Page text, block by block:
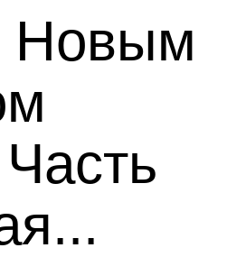
Новым